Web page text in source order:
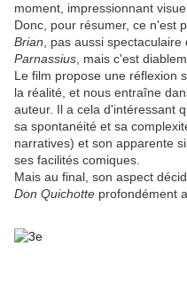
moment, impressionnant
Donc, pour résumer, ce n'est
Brian , pas aussi spectaculaire
Parnassius , mais c'est
Le film propose une réflexion
la réalité, et nous entraîne
auteur. Il a cela d'intéressant
sa spontanéité et sa
narratives) et son apparente
ses facilités comiques.
Mais au final, son aspect
Don Quichotte profondément